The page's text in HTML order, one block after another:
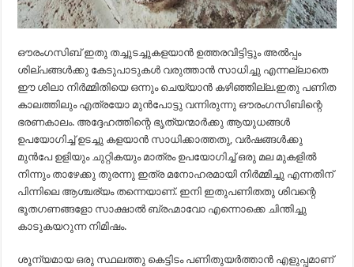
ഔരംഗസിബ് ഇതു തച്ചുടച്ചുകളയാൻ ഉത്തരവിട്ടിട്ടും അൽപ്പം
ശില്പങ്ങൾക്കു കേടുപാടുകൾ വരുത്താൻ സാധിച്ചു എന്നല്ലാതെ
ഈ ശിലാ നിർമ്മിതിയെ ഒന്നും ചെയ്യാൻ കഴിഞ്ഞില്ല.ഇതു പണിത
കാലത്തിലും എത്രയോ മുൻപോട്ടു വന്നിരുന്നു ഔരംഗസിബിന്റെ
ഭരണകാലം. അദ്ദേഹത്തിന്റെ ഭൃത്യന്മാർക്കു ആയുധങ്ങൾ
ഉപയോഗിച്ച് ഉടച്ചു കളയാൻ സാധിക്കാത്തതു, വർഷങ്ങൾക്കു
മുൻപേ ഉളിയും ചുറ്റികയും മാത്രം ഉപയോഗിച്ച് ഒരു മല മുകളിൽ
നിന്നും താഴേക്കു തുരന്നു ഇത്ര മനോഹരമായി നിർമ്മിച്ചു എന്നതിന്
പിന്നിലെ ആശ്ചര്യം തന്നെയാണ്. ഇനി ഇതുപണിതതു ശിവന്റെ
ഭൂതഗണങ്ങളോ സാക്ഷാൽ ബ്രഹ്മാവോ എന്നൊക്കെ ചിന്തിച്ചു
കാടുകയറുന്ന നിമിഷം.
ശൂന്യമായ ഒരു സ്ഥലത്തു കെട്ടിടം പണിതുയർത്താൻ എളുപ്പമാണ്